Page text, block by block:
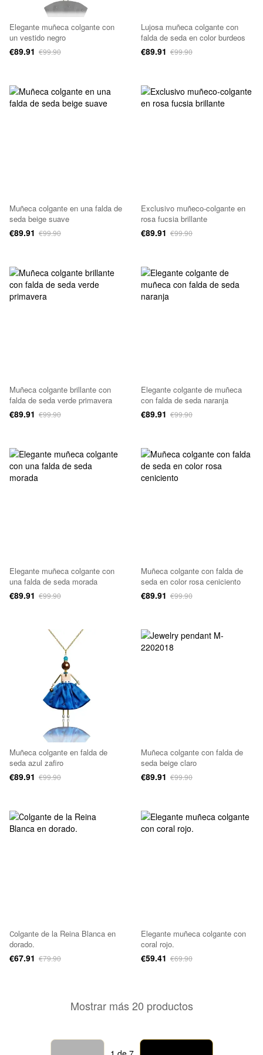
Elegante muñeca colgante con
un vestido negro
€89.91 €99.90
Lujosa muñeca colgante con
falda de seda en color burdeos
€89.91 €99.90
Muñeca colgante en una falda de
seda beige suave
€89.91 €99.90
Exclusivo muñeco-colgante en
rosa fucsia brillante
€89.91 €99.90
Muñeca colgante brillante con
falda de seda verde primavera
€89.91 €99.90
Elegante colgante de muñeca
con falda de seda naranja
€89.91 €99.90
Elegante muñeca colgante con
una falda de seda morada
€89.91 €99.90
Muñeca colgante con falda de
seda en color rosa ceniciento
€89.91 €99.90
Muñeca colgante en falda de
seda azul zafiro
€89.91 €99.90
Muñeca colgante con falda de
seda beige claro
€89.91 €99.90
Сolgante de la Reina Blanca en
dorado.
€67.91 €79.90
Elegante muñeca colgante con
coral rojo.
€59.41 €69.90
Mostrar más 20 productos